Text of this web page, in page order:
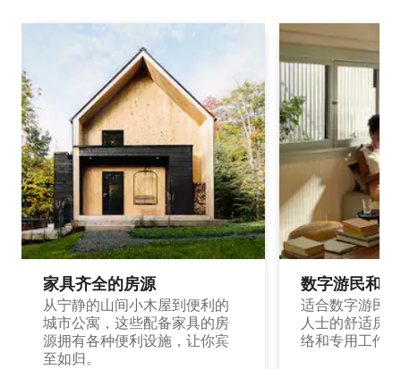
家具齐全的房源
从宁静的山间小木屋到便利的
城市公寓，这些配备家具的房
源拥有各种便利设施，让你宾
至如归。
数字游民和
适合数字游民
人士的舒适房
络和专用工作